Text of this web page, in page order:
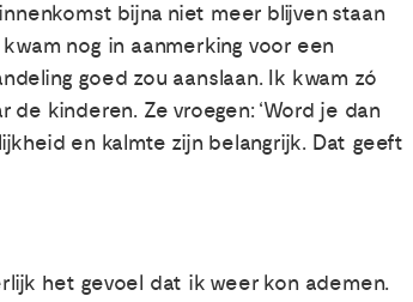
bijna niet meer blijven staan
nog in aanmerking voor een
goed zou aanslaan. Ik kwam zó
kinderen. Ze vroegen: ‘Word je dan
en kalmte zijn belangrijk. Dat geeft
het gevoel dat ik weer kon ademen.